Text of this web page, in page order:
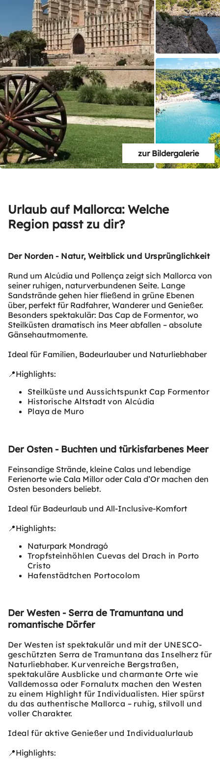
zur Bildergalerie
Urlaub auf Mallorca: Welche
Region passt zu dir?
Der Norden - Natur, Weitblick und Ursprünglichkeit
Rund um Alcúdia und Pollença zeigt sich Mallorca von
seiner ruhigen, naturverbundenen Seite. Lange
Sandstrände gehen hier fließend in grüne Ebenen
über, perfekt für Radfahrer, Wanderer und Genießer.
Besonders spektakulär: Das Cap de Formentor, wo
Steilküsten dramatisch ins Meer abfallen – absolute
Gänsehautmomente.
Ideal für Familien, Badeurlauber und Naturliebhaber
📍Highlights:
Steilküste und Aussichtspunkt Cap Formentor
Historische Altstadt von Alcúdia
Playa de Muro
Der Osten - Buchten und türkisfarbenes Meer
Feinsandige Strände, kleine Calas und lebendige
Ferienorte wie Cala Millor oder Cala d’Or machen den
Osten besonders beliebt.
Ideal für Badeurlaub und All-Inclusive-Komfort
📍Highlights:
Naturpark Mondragó
Tropfsteinhöhlen Cuevas del Drach in Porto
Cristo
Hafenstädtchen Portocolom
Der Westen - Serra de Tramuntana und
romantische Dörfer
Der Westen ist spektakulär und mit der UNESCO-
geschützten Serra de Tramuntana das Inselherz für
Naturliebhaber. Kurvenreiche Bergstraßen,
spektakuläre Ausblicke und charmante Orte wie
Valldemossa oder Fornalutx machen den Westen
zu einem Highlight für Individualisten. Hier spürst
du das authentische Mallorca – ruhig, stilvoll und
voller Charakter.
Ideal für aktive Genießer und Individualurlaub
📍Highlights: